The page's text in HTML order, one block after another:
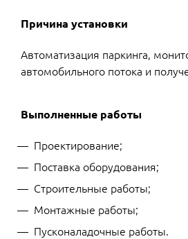
Причина установки
Автоматизация паркинга,
автомобильного потока и
Выполненные работы
Проектирование;
Поставка оборудования;
Строительные работы;
Монтажные работы;
Пусконаладочные работы.